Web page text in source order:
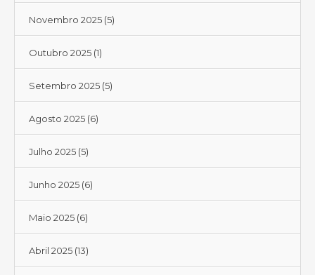
Novembro 2025 (5)
Outubro 2025 (1)
Setembro 2025 (5)
Agosto 2025 (6)
Julho 2025 (5)
Junho 2025 (6)
Maio 2025 (6)
Abril 2025 (13)